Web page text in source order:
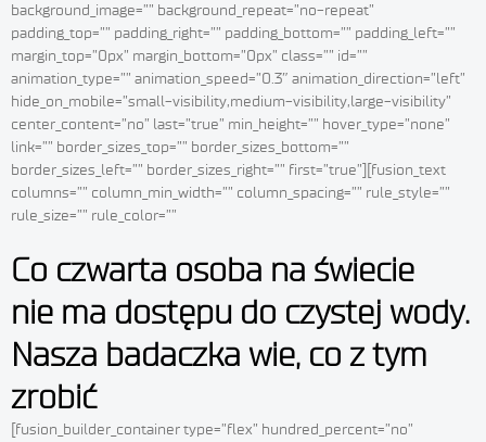
background_image=”” background_repeat=”no-repeat”
padding_top=”” padding_right=”” padding_bottom=”” padding_left=””
margin_top=”0px” margin_bottom=”0px” class=”” id=””
animation_type=”” animation_speed=”0.3″ animation_direction=”left”
hide_on_mobile=”small-visibility,medium-visibility,large-visibility”
center_content=”no” last=”true” min_height=”” hover_type=”none”
link=”” border_sizes_top=”” border_sizes_bottom=””
border_sizes_left=”” border_sizes_right=”” first=”true”][fusion_text
columns=”” column_min_width=”” column_spacing=”” rule_style=””
rule_size=”” rule_color=””
Co czwarta osoba na świecie
nie ma dostępu do czystej wody.
Nasza badaczka wie, co z tym
zrobić
[fusion_builder_container type=”flex” hundred_percent=”no”